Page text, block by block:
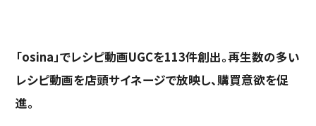
「osina」でレシピ動画UGCを113件創出。再生数の多い
レシピ動画を店頭サイネージで放映し、購買意欲を促
進。